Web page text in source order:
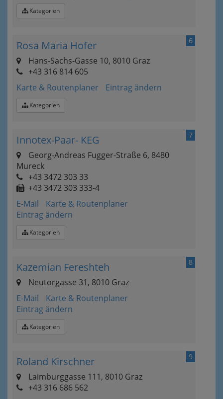
Kategorien
6
Rosa Maria Hofer
Hans-Sachs-Gasse 10, 8010 Graz
+43 316 814 605
Karte & Routenplaner
Eintrag ändern
Kategorien
7
Innotex-Paar- KEG
Georg-Andreas Fugger-Straße 6, 8480
Mureck
+43 3472 303 33
+43 3472 303 333-4
E-Mail
Karte & Routenplaner
Eintrag ändern
Kategorien
8
Kazemian Fereshteh
Neutorgasse 31, 8010 Graz
E-Mail
Karte & Routenplaner
Eintrag ändern
Kategorien
9
Roland Kirschner
Laimburggasse 111, 8010 Graz
+43 316 686 562